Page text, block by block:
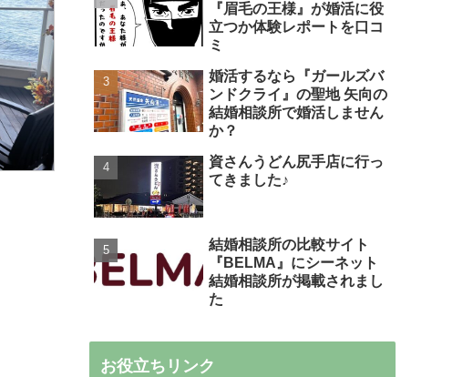
『眉毛の王様』が婚活に役
立つか体験レポートを口コ
ミ
婚活するなら『ガールズバ
ンドクライ』の聖地 矢向の
結婚相談所で婚活しません
か？
資さんうどん尻手店に行っ
てきました♪
結婚相談所の比較サイト
『BELMA』にシーネット
結婚相談所が掲載されまし
た
お役立ちリンク